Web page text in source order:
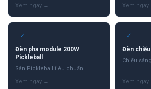
✓
Đèn pha module 200W
Pickleball
Sân Pickleball tiêu chuẩn
✓
Đèn
Chiếu